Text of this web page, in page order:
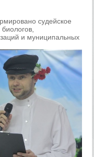
судейское
и муниципальных